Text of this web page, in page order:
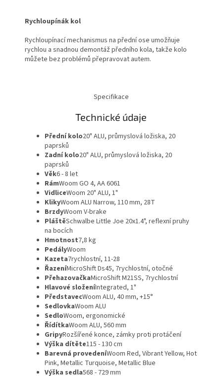
Rychloupínák kol
Rychloupínací mechanismus na přední ose umožňuje
rychlou a snadnou demontáž předního kola, takže kolo
můžete bez problémů přepravovat autem.
Specifikace
Technické údaje
Přední kolo20" ALU, průmyslová ložiska, 20
paprsků
Zadní kolo20" ALU, průmyslová ložiska, 20
paprsků
Věk6 - 8 let
RámWoom GO 4, AA 6061
VidliceWoom 20" ALU, 1"
KlikyWoom ALU Narrow, 110 mm, 28T
BrzdyWoom V-brake
PláštěSchwalbe Little Joe 20x1.4", reflexní pruhy
na bocích
Hmotnost7,8 kg
PedályWoom
Kazeta7rychlostní, 11-28
ŘazeníMicroShift Ds45, 7rychlostní, otočné
PřehazovačkaMicroShift M21SS, 7rychlostní
Hlavové složeníIntegrated, 1"
PředstavecWoom ALU, 40 mm, +15°
SedlovkaWoom ALU
SedloWoom, ergonomické
ŘídítkaWoom ALU, 560 mm
GripyRozšířené konce, zámky proti protáčení
Výška dítěte115 - 130 cm
Barevná provedeníWoom Red, Vibrant Yellow, Hot
Pink, Metallic Turquoise, Metallic Blue
Výška sedla568 - 729 mm